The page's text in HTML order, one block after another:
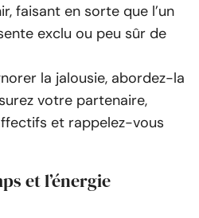
faisant en sorte que l’un
exclu ou peu sûr de
la jalousie, abordez-la
votre partenaire,
et rappelez-vous
et l’énergie